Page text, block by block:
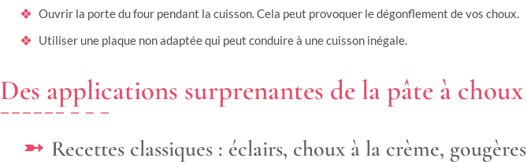
Ouvrir la porte du four pendant la cuisson. Cela peut provoquer le dégonflement de vos choux.
Utiliser une plaque non adaptée qui peut conduire à une cuisson inégale.
Des applications surprenantes de la pâte à choux
Recettes classiques : éclairs, choux à la crème, gougères